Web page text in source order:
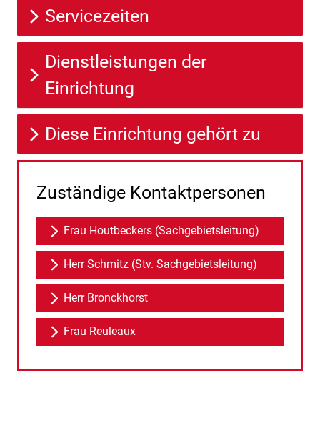
Servicezeiten
Dienstleistungen der
Einrichtung
Diese Einrichtung gehört zu
Zuständige Kontaktpersonen
Frau Houtbeckers (Sachgebietsleitung)
Herr Schmitz (Stv. Sachgebietsleitung)
Herr Bronckhorst
Frau Reuleaux